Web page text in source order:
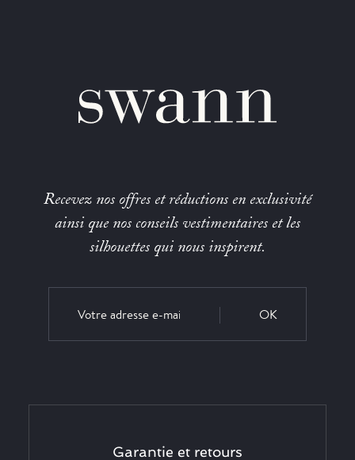
Recevez nos offres et réductions en exclusivité
ainsi que nos conseils vestimentaires et les
silhouettes qui nous inspirent.
OK
Garantie et retours